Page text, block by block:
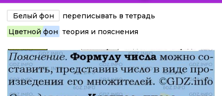
Белый фон
переписывать в тетрадь
Цветной фон теория и пояснения